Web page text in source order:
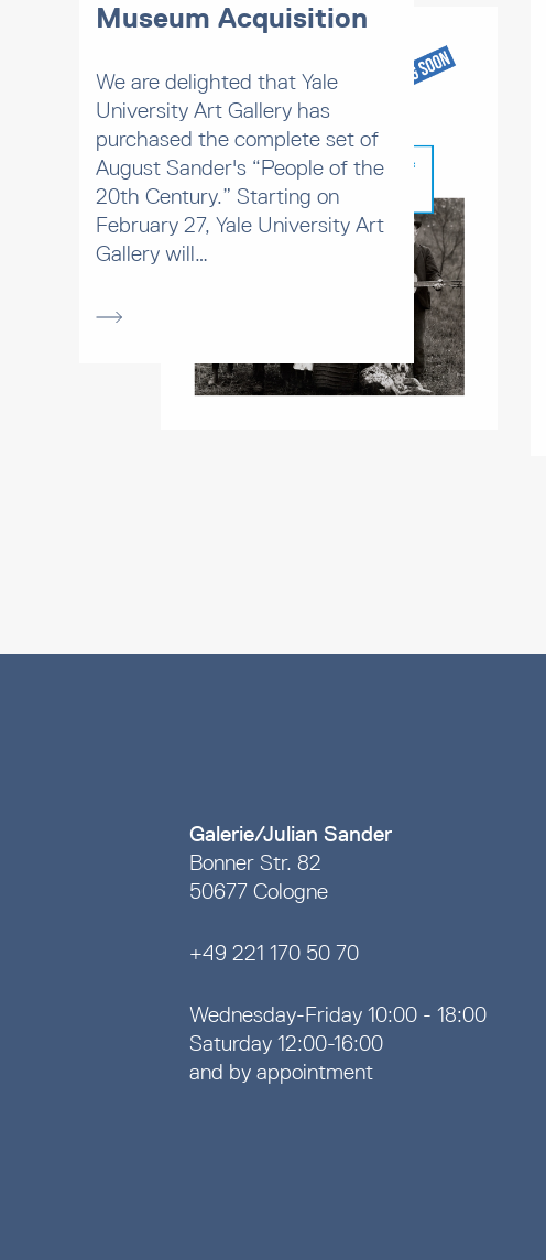
Museum Acquisition
We are delighted that Yale
University Art Gallery has
purchased the complete set of
August Sander's “People of the
20th Century.” Starting on
February 27, Yale University Art
Gallery will…
Galerie/Julian Sander
Bonner Str. 82
50677 Cologne
+49 221 170 50 70
Wednesday-Friday 10:00 - 18:00
Saturday 12:00-16:00
and by appointment